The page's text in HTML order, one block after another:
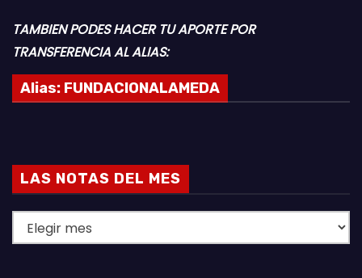
TAMBIEN PODES HACER TU APORTE POR
TRANSFERENCIA AL ALIAS:
Alias: FUNDACIONALAMEDA
LAS NOTAS DEL MES
A